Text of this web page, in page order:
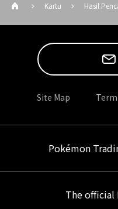
Kartu Hasil
Site Map
Pokémon
The official